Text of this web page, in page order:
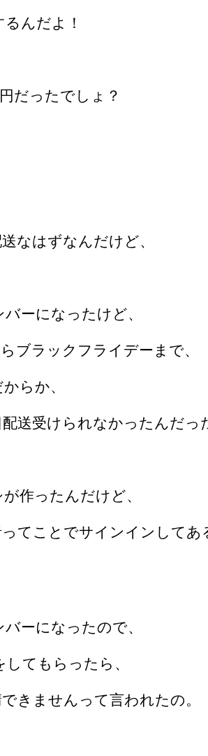
んだよ！
だったでしょ？
なはずなんだけど、
ーになったけど、
ブラックフライデーまで、
らか、
送受けられなかったんだっ
作ったんだけど、
てことでサインインしてあ
ーになったので、
てもらったら、
きませんって言われたの。